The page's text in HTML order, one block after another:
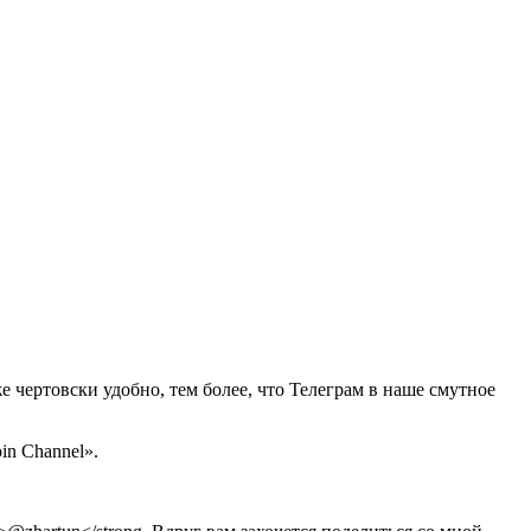
удобно, тем более, что Телеграм в наше смутное
Channel».